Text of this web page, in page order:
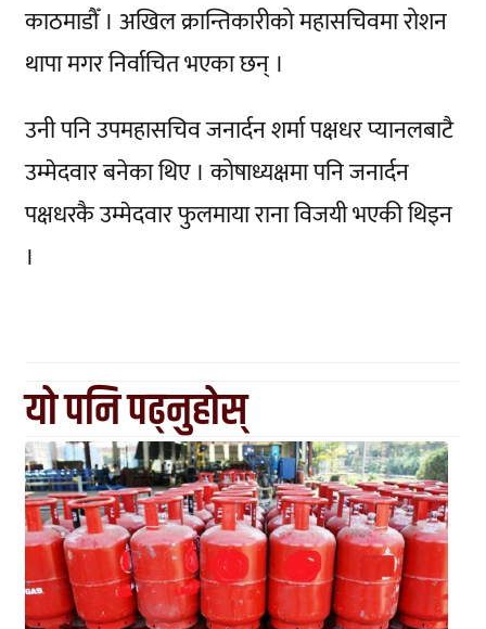
काठमाडौँ । अखिल क्रान्तिकारीको महासचिवमा रोशन
थापा मगर निर्वाचित भएका छन् ।
उनी पनि उपमहासचिव जनार्दन शर्मा पक्षधर प्यानलबाटै
उम्मेदवार बनेका थिए । कोषाध्यक्षमा पनि जनार्दन
पक्षधरकै उम्मेदवार फुलमाया राना विजयी भएकी थिइन
।
यो पनि पढ्नुहोस्